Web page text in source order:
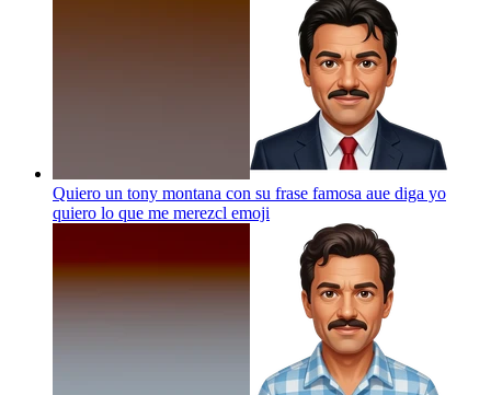
Quiero un tony montana con su frase famosa aue diga yo
quiero lo que me merezcl emoji